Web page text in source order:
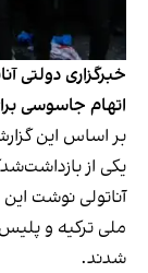
خبرگزاری دولتی
اتهام جاسوسی
بر اساس این
یکی از
آناتولی نوشت
ملی ترکیه و
شدند.